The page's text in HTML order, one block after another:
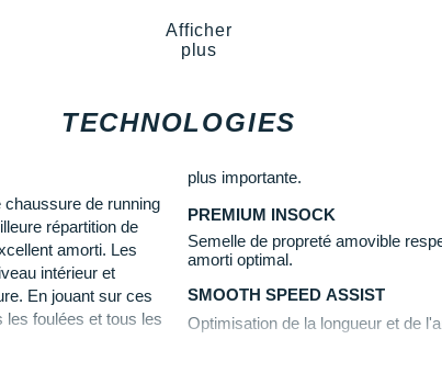
de montagne,
et un confort de
Drop: 8 mm.
sur les efforts de longue distance.
combinaison de mesh respirant
vous offre une sensation de
exceptionnel.
et équipée de minis crampons, elle
tracéspar temps sec ou humide.
Afficher
plus
TECHNOLOGIES
de running
répartition de
amorti. Les
intérieur et
En jouant sur ces
les foulées et tous les
plus importante.
PREMIUM INSOCK
Semelle de propreté amovible
amorti optimal.
SMOOTH SPEED ASSIST
Optimisation de la longueur et de